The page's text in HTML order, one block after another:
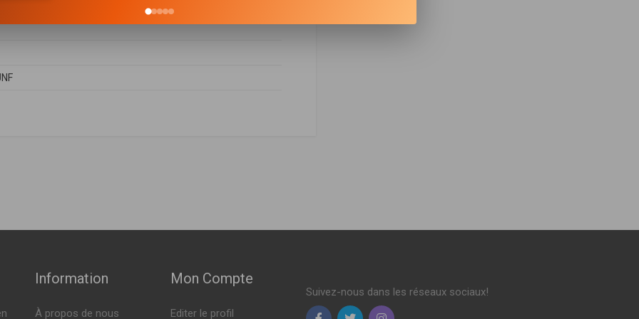
Information
À propos de nous
Mon Compte
Editer le profil
Suivez-nous dans les réseaux sociaux!